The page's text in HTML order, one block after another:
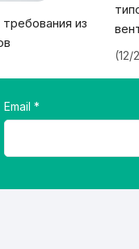
из
(12/
Email